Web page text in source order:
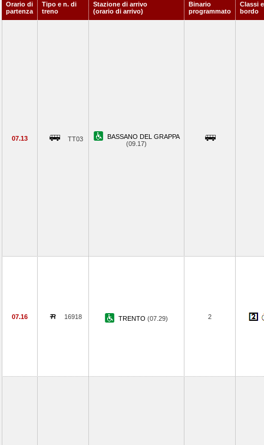
Orario di
partenza
Tipo e n. di
treno
Stazione di arrivo
(orario di arrivo)
Binario
programmato
Classi
bordo
07.13 TT03
BASSANO DEL GRAPPA
(09.17)
07.16 16918 TRENTO (07.29) 2